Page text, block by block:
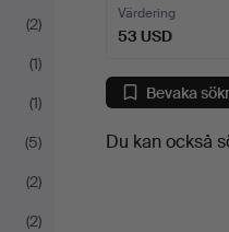
(2)
(1)
(1)
(5)
(2)
(2)
Värdering
53 USD
Bevaka
Du kan också